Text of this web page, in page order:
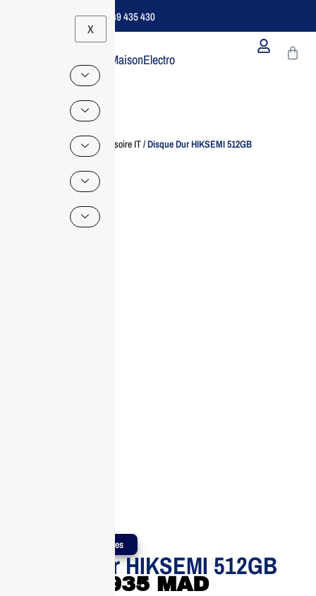
Support B2B Dédié | 06 49 435 430
X
MaisonElectro
Home/ Accessoire IT/ Disque Dur HIKSEMI 512GB
Produits Authentiques
Disque Dur HIKSEMI 512GB
935 MAD